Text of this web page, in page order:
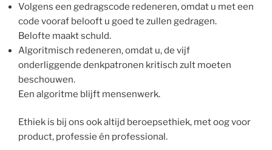
Volgens een gedragscode redeneren, omdat u met een
code vooraf belooft u goed te zullen gedragen.
Belofte maakt schuld.
Algoritmisch redeneren, omdat u, de vijf
onderliggende denkpatronen kritisch zult moeten
beschouwen.
Een algoritme blijft mensenwerk.
Ethiek is bij ons ook altijd beroepsethiek, met oog voor
product, professie én professional.